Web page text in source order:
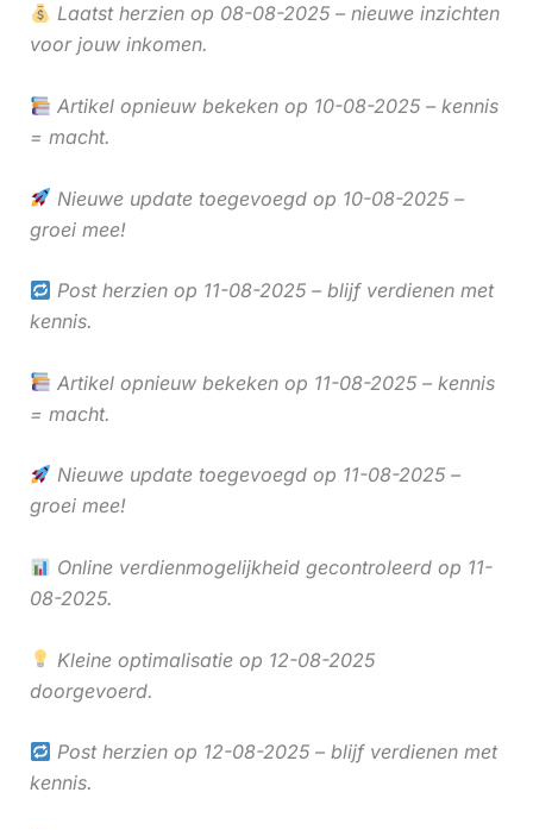
Laatst herzien op 08-08-2025 – nieuwe inzichten
voor jouw inkomen.
Artikel opnieuw bekeken op 10-08-2025 – kennis
= macht.
Nieuwe update toegevoegd op 10-08-2025 –
groei mee!
Post herzien op 11-08-2025 – blijf verdienen met
kennis.
Artikel opnieuw bekeken op 11-08-2025 – kennis
= macht.
Nieuwe update toegevoegd op 11-08-2025 –
groei mee!
Online verdienmogelijkheid gecontroleerd op 11-
08-2025.
Kleine optimalisatie op 12-08-2025
doorgevoerd.
Post herzien op 12-08-2025 – blijf verdienen met
kennis.